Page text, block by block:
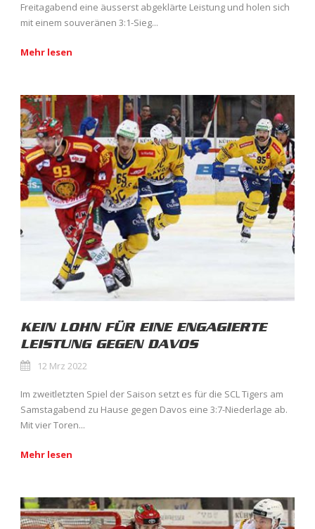
Freitagabend eine äusserst abgeklärte Leistung und holen sich
mit einem souveränen 3:1-Sieg...
Mehr lesen
KEIN LOHN FÜR EINE ENGAGIERTE
LEISTUNG GEGEN DAVOS
12 Mrz 2022
Im zweitletzten Spiel der Saison setzt es für die SCL Tigers am
Samstagabend zu Hause gegen Davos eine 3:7-Niederlage ab.
Mit vier Toren...
Mehr lesen